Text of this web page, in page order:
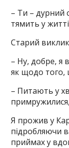
– Ти – дурний
тямить у
Старий
– Ну, добре, я
як щодо того,
– Питають у
Я прожив у
підробляючи
приймах у